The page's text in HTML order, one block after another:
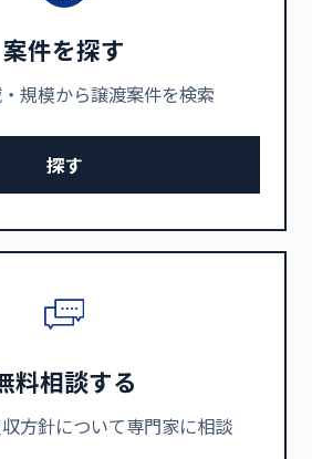
案件を探す
規模から譲渡案件を検索
探す
料相談する
方針について専門家に相談